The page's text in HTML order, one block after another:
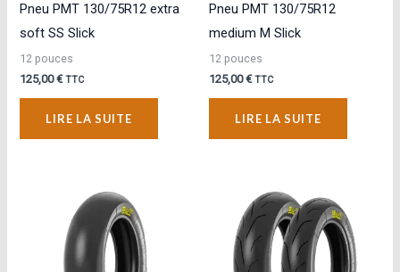
Pneu PMT 130/75R12 extra
soft SS Slick
12 pouces
125,00€ TTC
LIRE LA SUITE
Pneu PMT 130/75R12
medium M Slick
12 pouces
125,00€ TTC
LIRE LA SUITE